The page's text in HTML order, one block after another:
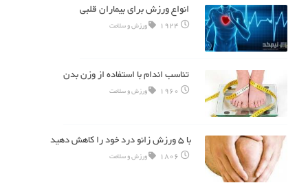
انواع ورزش برای بیماران قلبی
1924 ورزش و سلامت
تناسب اندام با استفاده از وزن بدن
1960 ورزش و سلامت
با ۵ ورزش زانو درد خود را کاهش دهید
1806 ورزش و سلامت